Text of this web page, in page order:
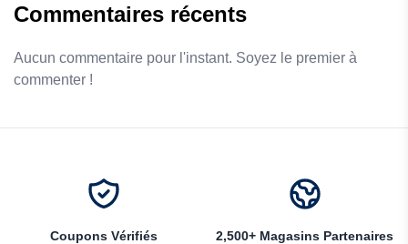
Commentaires récents
Aucun commentaire pour l'instant. Soyez le premier à
commenter !
Coupons Vérifiés 2,500+ Magasins Partenaires